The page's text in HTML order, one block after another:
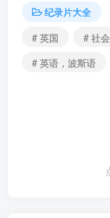
纪录片大全
# 英国
# 社
# 英语，波斯语